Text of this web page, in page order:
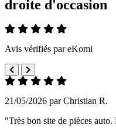
droite d'occasion
Avis vérifiés par eKomi
21/05/2026 par Christian R.
"Très bon site de pièces